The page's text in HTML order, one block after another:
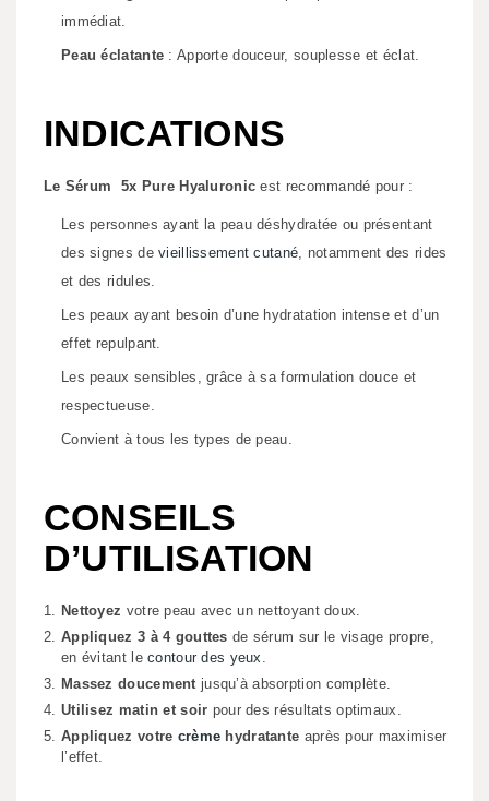
immédiat.
Peau éclatante : Apporte douceur, souplesse et éclat.
INDICATIONS
Le Sérum 5x Pure Hyaluronic est recommandé pour :
Les personnes ayant la peau déshydratée ou présentant
des signes devieillissement cutané, notamment des rides
et des ridules.
Les peaux ayant besoin d’une hydratation intense et d’un
effet repulpant.
Les peaux sensibles, grâce à sa formulation douce et
respectueuse.
Convient à tous les types de peau.
CONSEILS
D’UTILISATION
Nettoyez votre peau avec un nettoyant doux.
Appliquez 3 à 4 gouttes de sérum sur le visage propre,
en évitant lecontour des yeux .
Massez doucementjusqu’à absorption complète.
Utilisez matin et soir pour des résultats optimaux.
Appliquez votre crème hydratante après pour maximiser
l’effet.